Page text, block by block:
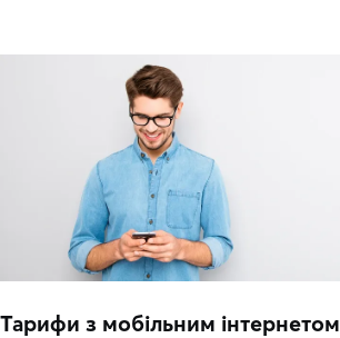
Тарифи з мобільним інтернетом